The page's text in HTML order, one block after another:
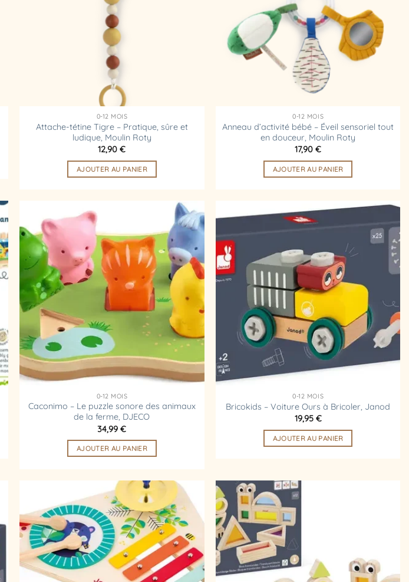
0-12 MOIS
Attache-tétine Tigre – Pratique, sûre et
ludique, Moulin Roty
12,90€
AJOUTER AU PANIER
0-12 MOIS
Anneau d’activité bébé – Éveil sensoriel tout
en douceur, Moulin Roty
17,90€
AJOUTER AU PANIER
Ajouter
liste
d’envies
0-12 MOIS
Caconimo – Le puzzle sonore des animaux
de la ferme, DJECO
34,99€
AJOUTER AU PANIER
Ajouter
à la
d’envies
0-12 MOIS
Bricokids – Voiture Ours à Bricoler, Janod
19,95 €
AJOUTER AU PANIER
Ajouter
à la
liste
d’envies